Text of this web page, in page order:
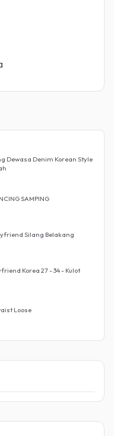
Dewasa Denim Korean Style
SAMPING
Silang Belakang
Korea 27 - 34 - Kulot
Loose